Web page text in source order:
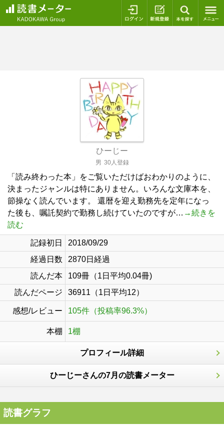
ログイン 新規登録
ひーじー
男 30人登録
「読み終わった本」をご覧いただけばおわかりのように、
決まったジャンルは特にありません。いろんな文庫本を、
節操なく読んでいます。 還暦を迎え勤務先を定年になっ
た後も、嘱託契約で勤務し続けていたのですが… →続きを
読む
記録初日
2018/09/29
経過日数
2870日経過
読んだ本
109冊（1日平均0.04冊)
読んだページ
36911（1日平均12）
感想/レビュー 105件（投稿率96.3%）
本棚 1棚
プロフィール詳細
ひーじーさんの7月の読書メーター
読書グラフ